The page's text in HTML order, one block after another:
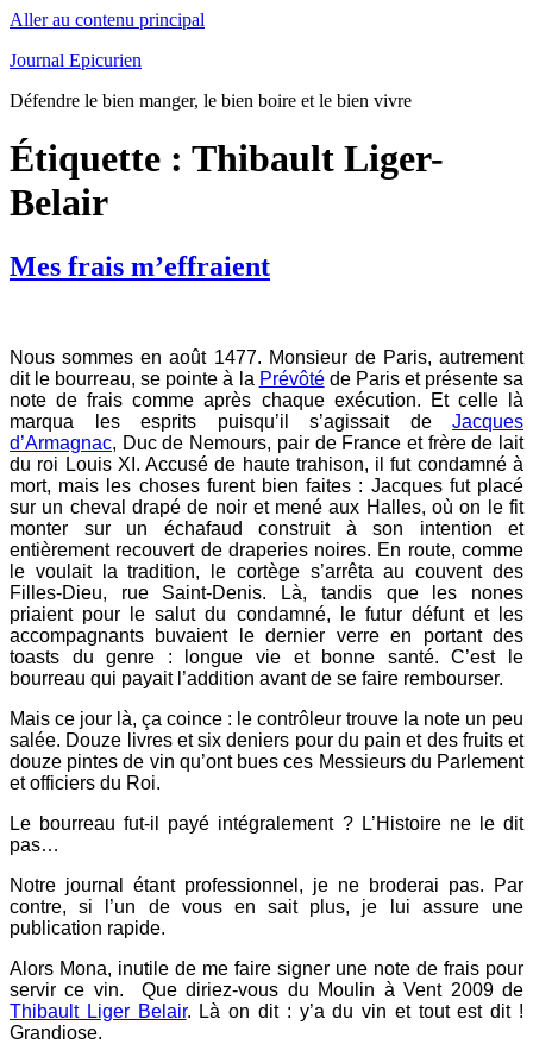
Aller au contenu principal
Journal Epicurien
Défendre le bien manger, le bien boire et le bien vivre
Étiquette : Thibault Liger-
Belair
Mes frais m’effraient
Nous sommes en août 1477. Monsieur de Paris, autrement
dit le bourreau, se pointe à la Prévôtéde Paris et présente sa
note de frais comme après chaque exécution. Et celle là
marqua les esprits puisqu’il s’agissait de Jacques
d’Armagnac, Duc de Nemours, pair de France et frère de lait
du roi Louis XI. Accusé de haute trahison, il fut condamné à
mort, mais les choses furent bien faites : Jacques fut placé
sur un cheval drapé de noir et mené aux Halles, où on le fit
monter sur un échafaud construit à son intention et
entièrement recouvert de draperies noires. En route, comme
le voulait la tradition, le cortège s’arrêta au couvent des
Filles-Dieu, rue Saint-Denis. Là, tandis que les nones
priaient pour le salut du condamné, le futur défunt et les
accompagnants buvaient le dernier verre en portant des
toasts du genre : longue vie et bonne santé. C’est le
bourreau qui payait l’addition avant de se faire rembourser.
Mais ce jour là, ça coince : le contrôleur trouve la note un peu
salée. Douze livres et six deniers pour du pain et des fruits et
douze pintes de vin qu’ont bues ces Messieurs du Parlement
et officiers du Roi.
Le bourreau fut-il payé intégralement ? L’Histoire ne le dit
pas…
Notre journal étant professionnel, je ne broderai pas. Par
contre, si l’un de vous en sait plus, je lui assure une
publication rapide.
Alors Mona, inutile de me faire signer une note de frais pour
servir ce vin. Que diriez-vous du Moulin à Vent 2009 de
Thibault Liger Belair. Là on dit : y’a du vin et tout est dit !
Grandiose.